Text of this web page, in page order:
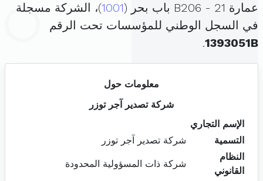
عمارة 21 - B206 باب بحر (
1001)، الشركة مسجلة
في السجل الوطني للمؤسسات تحت الرقم
1393051B
.
معلومات حول
شركة تصدير آجر توزر
الإسم التجاري
التسمية
شركة تصدير آجر توزر
النظام
القانوني
شركة ذات المسؤولية المحدودة